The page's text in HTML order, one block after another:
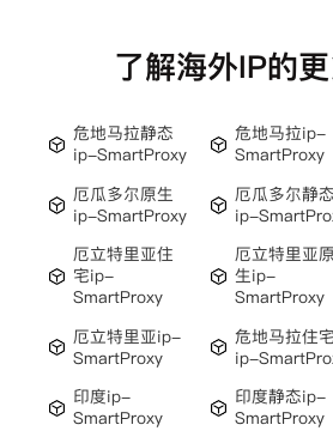
了解海外IP的
危地马拉静态
ip-SmartProxy
危地马拉ip-
SmartProxy
厄瓜多尔原生
ip-SmartProxy
厄瓜多尔静态
ip-
厄立特里亚住
宅ip-
SmartProxy
厄立特里亚原
生ip-
SmartProxy
厄立特里亚ip-
SmartProxy
危地马拉住宅
ip-
印度ip-
SmartProxy
印度静态ip-
SmartProxy